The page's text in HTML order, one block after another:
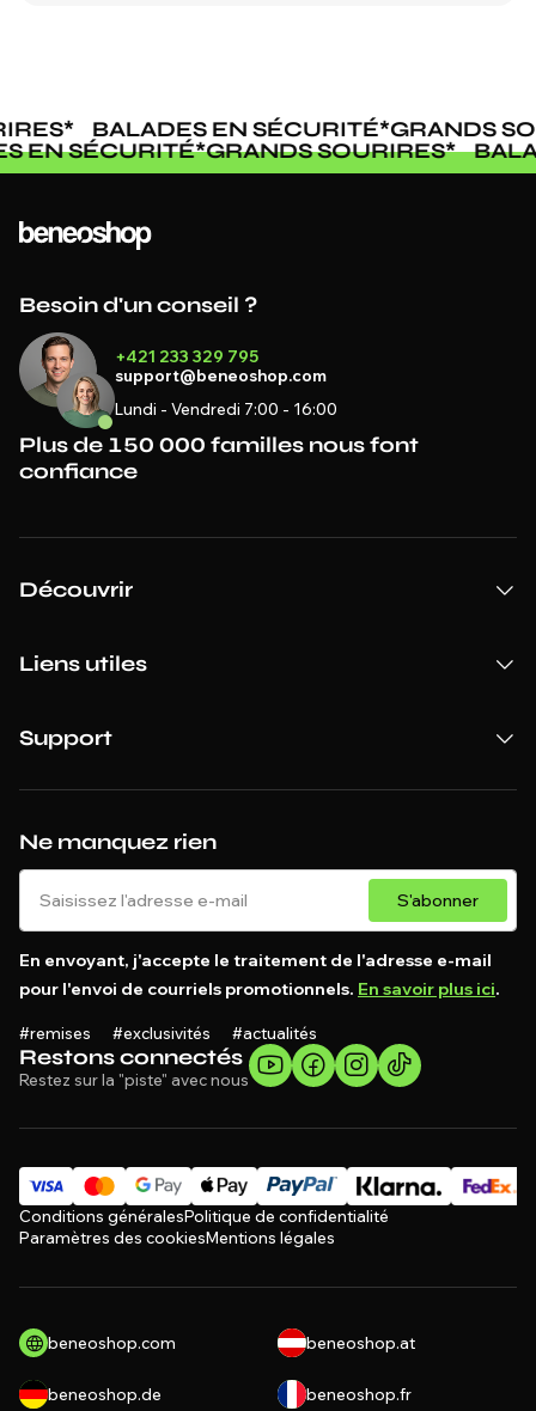
* BALADES EN SÉCURITÉ*GRANDS
EN SÉCURITÉ*GRANDS SOURIRES*
Restons connectés
Restez sur la "piste" avec nous
Ne manquez rien
S'abonner
En envoyant, j'accepte le traitement de l'adresse e-mail
pour l'envoi de courriels promotionnels. En savoir plus ici.
#remises #exclusivités #actualités
Besoin d'un conseil ?
+421 233 329 795
support@beneoshop.com
Lundi - Vendredi 7:00 - 16:00
Plus de 150 000 familles nous font
confiance
Découvrir
Liens utiles
Support
Conditions généralesPolitique de confidentialité
Paramètres des cookiesMentions légales
beneoshop.com beneoshop.at
beneoshop.de beneoshop.fr